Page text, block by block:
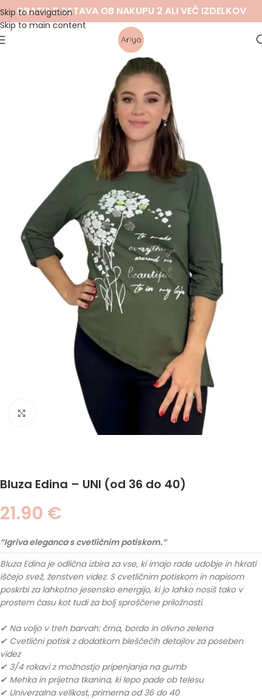
Skip to navigation
Skip to main content
GRATIS DOSTAVA OB NAKUPU 2 ALI VEČ IZDELKOV
Click to enlarge
Bluza Edina – UNI (od 36 do 40)
21.90 €
“Igriva eleganca s cvetličnim potiskom.”
Bluza Edina je odlična izbira za vse, ki imajo rade udobje in hkrati
iščejo svež, ženstven videz. S cvetličnim potiskom in napisom
poskrbi za lahkotno jesensko energijo, ki jo lahko nosiš tako v
prostem času kot tudi za bolj sproščene priložnosti.
✔ Na voljo v treh barvah: črna, bordo in olivno zelena
✔ Cvetlični potisk z dodatkom bleščečih detajlov za poseben
videz
✔ 3/4 rokavi z možnostjo pripenjanja na gumb
✔ Mehka in prijetna tkanina, ki lepo pade ob telesu
✔ Univerzalna velikost, primerna od 36 do 40